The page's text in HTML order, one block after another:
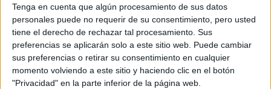
Tenga en cuenta que algún procesamiento de sus datos
personales puede no requerir de su consentimiento, pero usted
tiene el derecho de rechazar tal procesamiento. Sus
preferencias se aplicarán solo a este sitio web. Puede cambiar
sus preferencias o retirar su consentimiento en cualquier
momento volviendo a este sitio y haciendo clic en el botón
"Privacidad" en la parte inferior de la página web.
MANICURA AURA: 5
DISEÑOS PARA
LLEVAR EL EFECTO
DIFUMINADO QUE
SERÁ TENDENCIA EN